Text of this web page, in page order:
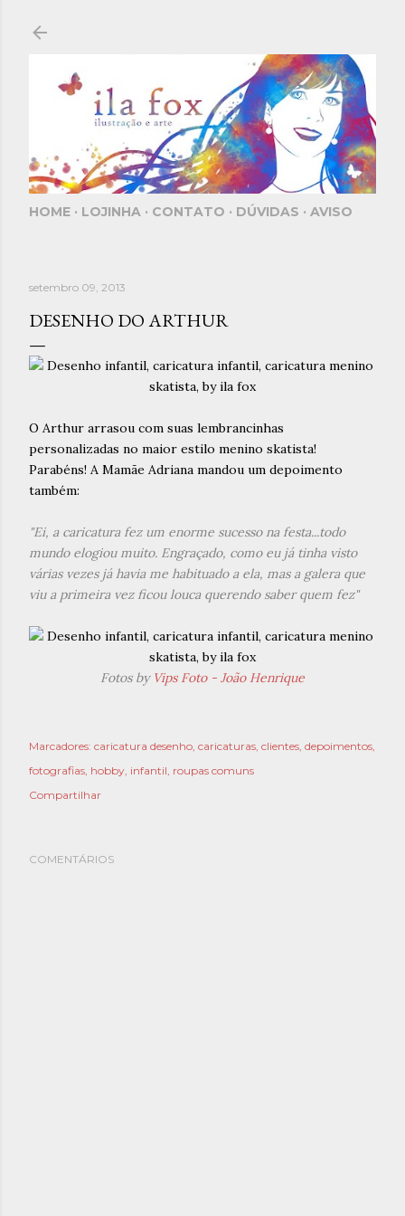
HOME LOJINHA CONTATO DÚVIDAS AVISO
setembro 09, 2013
DESENHO DO ARTHUR
O Arthur arrasou com suas lembrancinhas
personalizadas no maior estilo menino skatista!
Parabéns! A Mamãe Adriana mandou um depoimento
também:
"Ei, a caricatura fez um enorme sucesso na festa...todo
mundo elogiou muito. Engraçado, como eu já tinha visto
várias vezes já havia me habituado a ela, mas a galera que
viu a primeira vez ficou louca querendo saber quem fez"
Fotos by Vips Foto - João Henrique
Marcadores: caricatura desenho caricaturas clientes depoimentos
fotografias hobby infantil roupas comuns
Compartilhar
COMENTÁRIOS